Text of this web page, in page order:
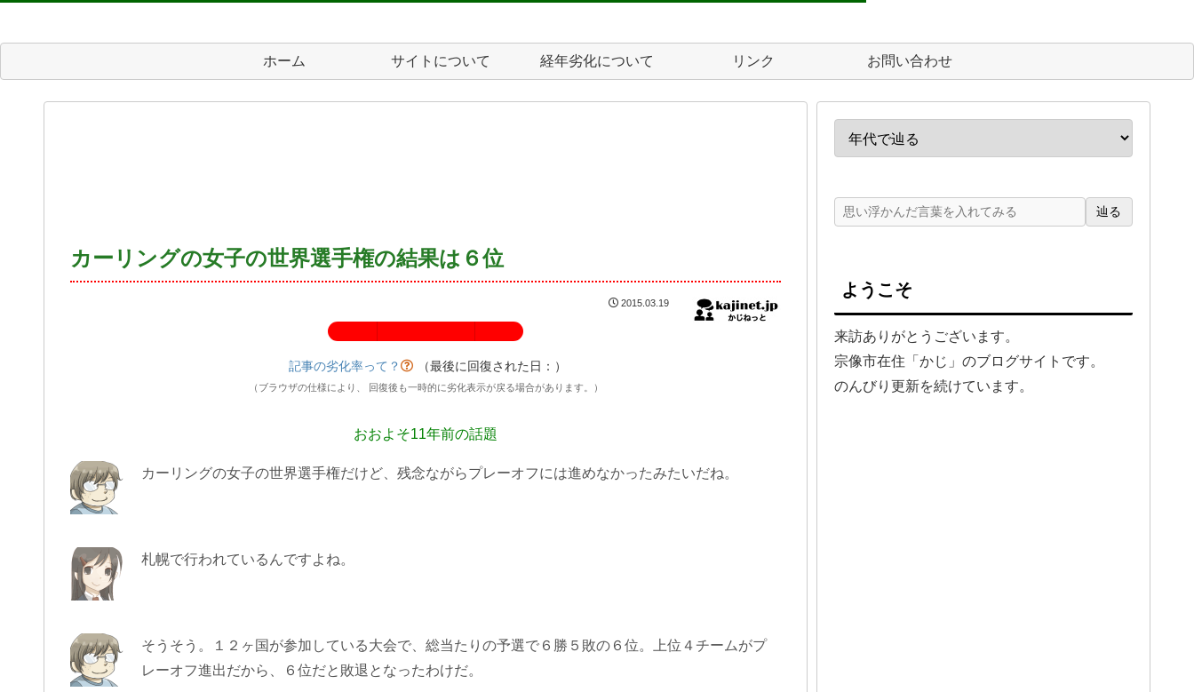
ホーム サイトについて 経年劣化について リンク お問い合わせ
カーリングの女子の世界選手権の結果は６位
2015.03.19
記事の劣化率って？ （最後に回復された日： ）
（ブラウザの仕様により、 回復後も一時的に劣化表示が戻る場合があります。）
おおよそ11年前の話題
カーリングの女子の世界選手権だけど、残念ながらプレーオフには進めなかったみたいだね。
札幌で行われているんですよね。
そうそう。１２ヶ国が参加している大会で、総当たりの予選で６勝５敗の６位。上位４チームがプ
レーオフ進出だから、６位だと敗退となったわけだ。
辿る
ようこそ
来訪ありがとうございます。
宗像市在住「かじ」のブログサイトです。
のんびり更新を続けています。